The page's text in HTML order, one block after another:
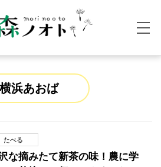
横浜あおば
たべる
な摘みたて新茶の味！農に学